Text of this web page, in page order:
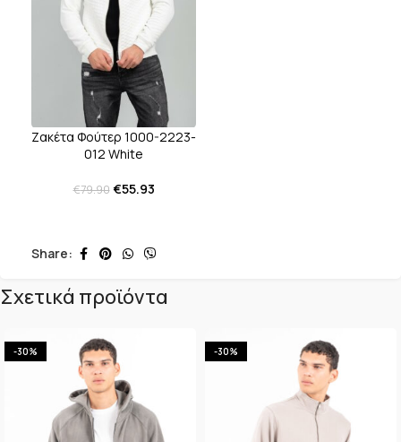
Ζακέτα Φούτερ 1000-2223-
012 White
€79.90 €55.93
Share:
Σχετικά προϊόντα
-30% -30%